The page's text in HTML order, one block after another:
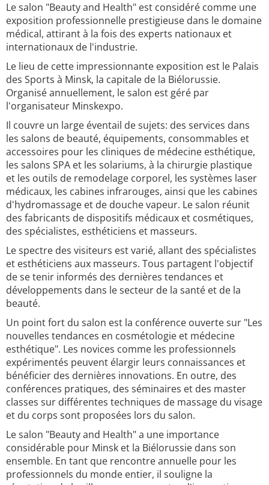
Le salon "Beauty and Health" est considéré comme une
exposition professionnelle prestigieuse dans le domaine
médical, attirant à la fois des experts nationaux et
internationaux de l'industrie.
Le lieu de cette impressionnante exposition est le Palais
des Sports à Minsk, la capitale de la Biélorussie.
Organisé annuellement, le salon est géré par
l'organisateur Minskexpo.
Il couvre un large éventail de sujets: des services dans
les salons de beauté, équipements, consommables et
accessoires pour les cliniques de médecine esthétique,
les salons SPA et les solariums, à la chirurgie plastique
et les outils de remodelage corporel, les systèmes laser
médicaux, les cabines infrarouges, ainsi que les cabines
d'hydromassage et de douche vapeur. Le salon réunit
des fabricants de dispositifs médicaux et cosmétiques,
des spécialistes, esthéticiens et masseurs.
Le spectre des visiteurs est varié, allant des spécialistes
et esthéticiens aux masseurs. Tous partagent l'objectif
de se tenir informés des dernières tendances et
développements dans le secteur de la santé et de la
beauté.
Un point fort du salon est la conférence ouverte sur "Les
nouvelles tendances en cosmétologie et médecine
esthétique". Les novices comme les professionnels
expérimentés peuvent élargir leurs connaissances et
bénéficier des dernières innovations. En outre, des
conférences pratiques, des séminaires et des master
classes sur différentes techniques de massage du visage
et du corps sont proposées lors du salon.
Le salon "Beauty and Health" a une importance
considérable pour Minsk et la Biélorussie dans son
ensemble. En tant que rencontre annuelle pour les
professionnels du monde entier, il souligne la